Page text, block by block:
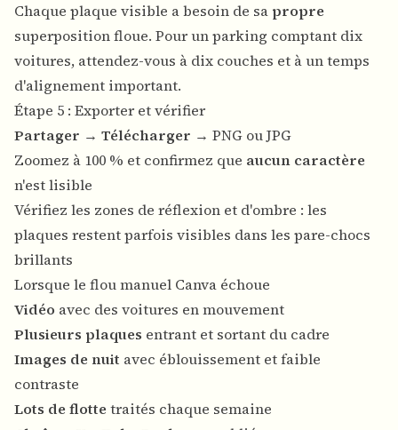
Chaque plaque visible a besoin de sa propre
superposition floue. Pour un parking comptant dix
voitures, attendez-vous à dix couches et à un temps
d'alignement important.
Étape 5 : Exporter et vérifier
Partager → Télécharger → PNG ou JPG
Zoomez à 100 % et confirmez que aucun caractère
n'est lisible
Vérifiez les zones de réflexion et d'ombre : les
plaques restent parfois visibles dans les pare-chocs
brillants
Lorsque le flou manuel Canva échoue
Vidéo avec des voitures en mouvement
Plusieurs plaques entrant et sortant du cadre
Images de nuit avec éblouissement et faible
contraste
Lots de flotte traités chaque semaine